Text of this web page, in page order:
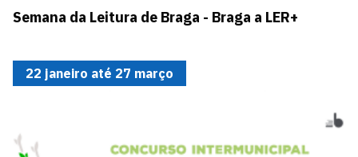
Semana da Leitura de Braga - Braga a LER+
22 janeiro até 27 março